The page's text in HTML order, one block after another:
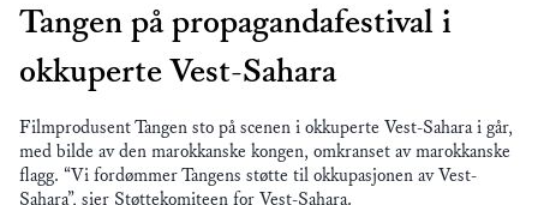
Tangen på propagandafestival i
okkuperte Vest-Sahara
Filmprodusent Tangen sto på scenen i okkuperte Vest-Sahara i går,
med bilde av den marokkanske kongen, omkranset av marokkanske
flagg. “Vi fordømmer Tangens støtte til okkupasjonen av Vest-
Sahara”, sier Støttekomiteen for Vest-Sahara.